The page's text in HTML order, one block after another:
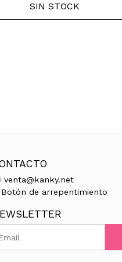
SIN STOCK
venta@kanky.net
de arrepentimiento